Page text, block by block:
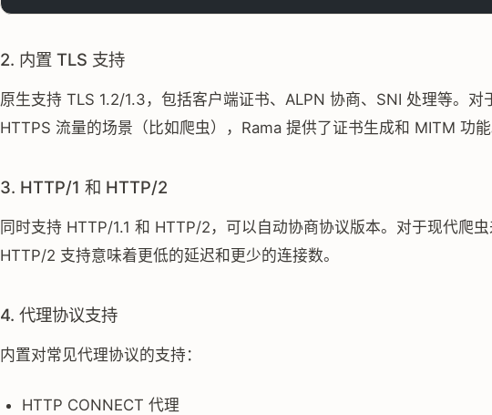
2. 内置 TLS 支持
原生支持 TLS 1.2/1.3，包括客户端证书、ALPN 协商、SNI 处理等。对
HTTPS 流量的场景（比如爬虫），Rama 提供了证书生成和 MITM 功能
3. HTTP/1 和 HTTP/2
同时支持 HTTP/1.1 和 HTTP/2，可以自动协商协议版本。对于现代爬虫
HTTP/2 支持意味着更低的延迟和更少的连接数。
4. 代理协议支持
内置对常见代理协议的支持：
HTTP CONNECT 代理